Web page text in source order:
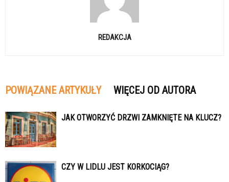
REDAKCJA
POWIĄZANE ARTYKUŁY WIĘCEJ OD AUTORA
JAK OTWORZYĆ DRZWI ZAMKNIĘTE NA KLUCZ?
CZY W LIDLU JEST KORKOCIĄG?